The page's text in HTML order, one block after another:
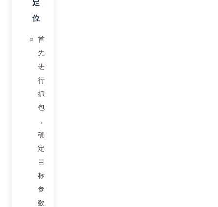
定
位
首
先
进
行
抓
包
，
确
定
目
标
参
数